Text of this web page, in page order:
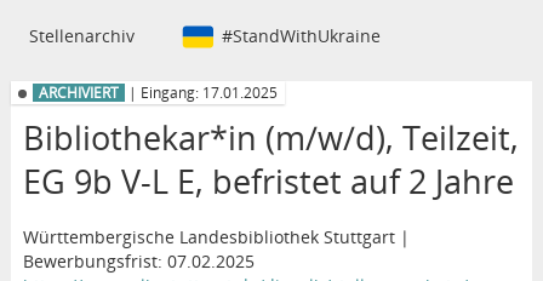
Stellenarchiv #StandWithUkraine
ARCHIVIERT | Eingang: 17.01.2025
Bibliothekar*in (m/w/d), Teilzeit,
EG 9b V-L E, befristet auf 2 Jahre
Württembergische Landesbibliothek Stuttgart |
Bewerbungsfrist: 07.02.2025